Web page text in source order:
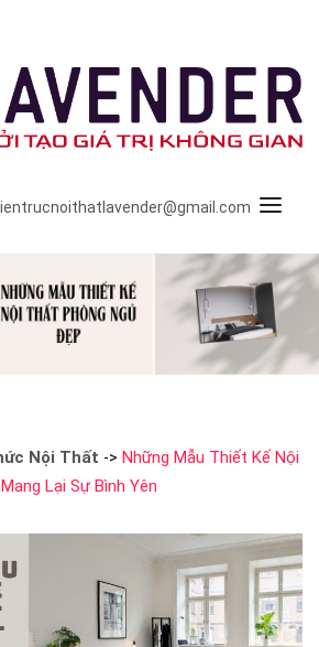
Nội Thất -> Những Mẫu Thiết Kế Nội
Lại Sự Bình Yên